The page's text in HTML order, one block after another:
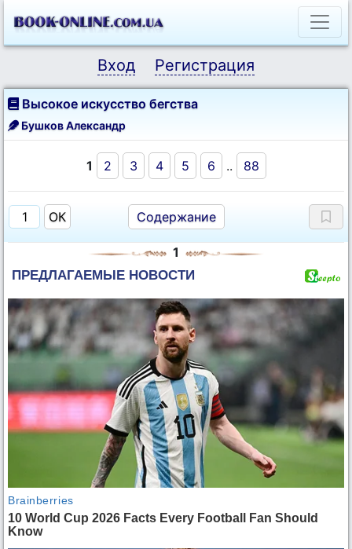
Вход Регистрация
Высокое искусство бегства
Бушков Александр
1 2 3 4 5 6 .. 88
Содержание
1